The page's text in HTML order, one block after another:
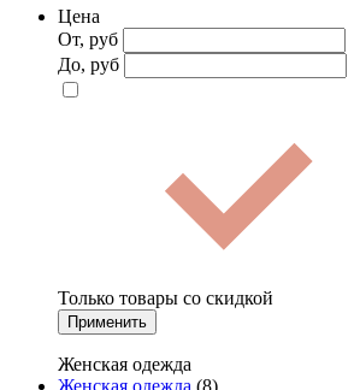
Цена
От, руб
До, руб
Только товары со скидкой
Применить
Женская одежда
Женская одежда (8)